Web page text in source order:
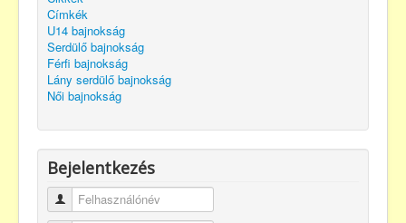
Címkék
U14 bajnokság
Serdülő bajnokság
Férfi bajnokság
Lány serdülő bajnokság
Női bajnokság
Bejelentkezés
Felhasználónév